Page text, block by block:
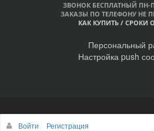
ЗВОНОК БЕСПЛАТНЫЙ ПН-
ЗАКАЗЫ ПО ТЕЛЕФОНУ НЕ
КАК КУПИТЬ / СРОКИ
Персональный
Настройка push
© Интернет-магазин
Войти Регистрация